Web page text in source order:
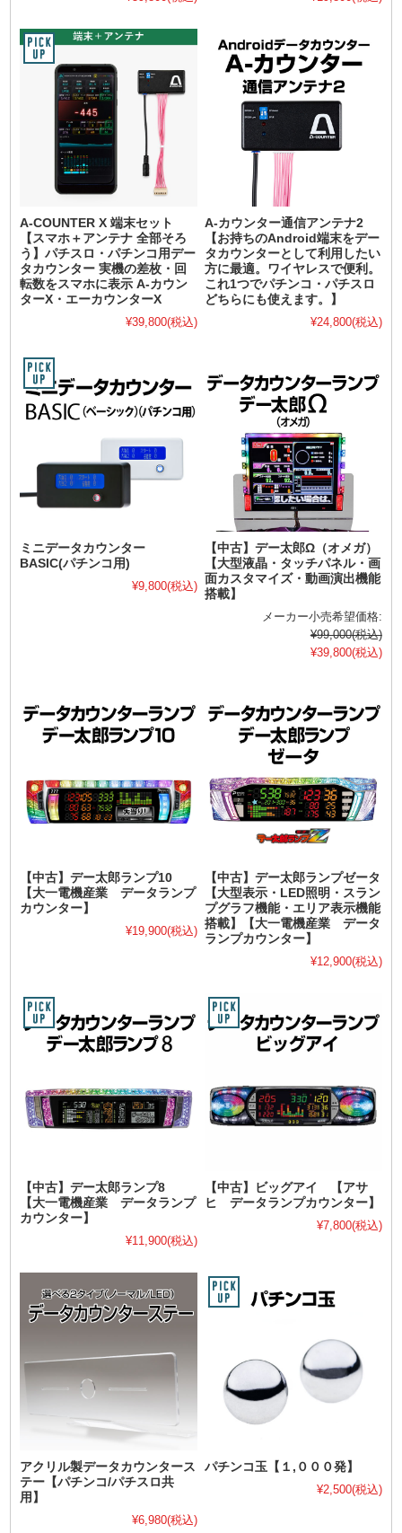
A-COUNTER X 端末セット
【スマホ＋アンテナ 全部そろ
う】パチスロ・パチンコ用デー
タカウンター 実機の差枚・回
転数をスマホに表示 A-カウン
ターX・エーカウンターX
¥39,800(税込)
A-カウンター通信アンテナ2
【お持ちのAndroid端末をデー
タカウンターとして利用したい
方に最適。ワイヤレスで便利。
これ1つでパチンコ・パチスロ
どちらにも使えます。】
¥24,800(税込)
ミニデータカウンター
BASIC(パチンコ用)
¥9,800(税込)
【中古】デー太郎Ω（オメガ）
【大型液晶・タッチパネル・画
面カスタマイズ・動画演出機能
搭載】
メーカー小売希望価格:
¥99,000(税込)
¥39,800(税込)
【中古】デー太郎ランプ10
【大一電機産業 データランプ
カウンター】
¥19,900(税込)
【中古】デー太郎ランプゼータ
【大型表示・LED照明・スラン
プグラフ機能・エリア表示機能
搭載】【大一電機産業 データ
ランプカウンター】
¥12,900(税込)
【中古】デー太郎ランプ8
【大一電機産業 データランプ
カウンター】
¥11,900(税込)
【中古】ビッグアイ 【アサ
ヒ データランプカウンター】
¥7,800(税込)
アクリル製データカウンタース
テー【パチンコ/パチスロ共
用】
¥6,980(税込)
パチンコ玉【１,０００発】
¥2,500(税込)